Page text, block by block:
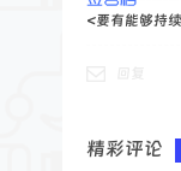
<要有能够持
精彩评论